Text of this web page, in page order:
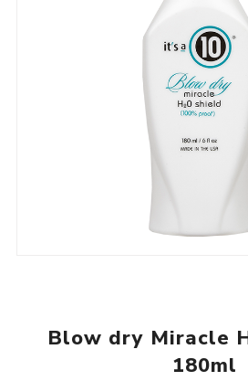
Blow dry Miracle
180ml